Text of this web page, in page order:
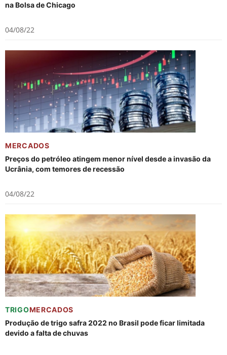
na Bolsa de Chicago
04/08/22
MERCADOS
Preços do petróleo atingem menor nível desde a invasão da
Ucrânia, com temores de recessão
04/08/22
TRIGOMERCADOS
Produção de trigo safra 2022 no Brasil pode ficar limitada
devido a falta de chuvas